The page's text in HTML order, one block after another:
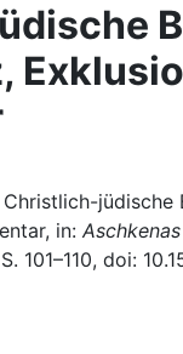
in:
101–110, doi: